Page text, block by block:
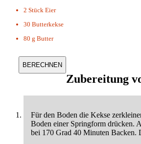
2 Stück Eier
30 Butterkekse
80 g Butter
Zubereitung
Für den Boden die Kekse
Boden einer Springform drücken.
bei 170 Grad 40 Minuten Backen.